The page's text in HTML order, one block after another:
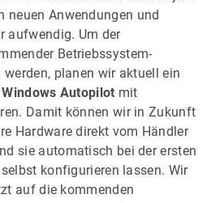
neuen Anwendungen und
aufwendig. Um der
Betriebssystem-
werden, planen wir aktuell ein
Windows Autopilot mit
Damit können wir in Zukunft
Hardware direkt vom Händler
sie automatisch bei der ersten
konfigurieren lassen. Wir
auf die kommenden